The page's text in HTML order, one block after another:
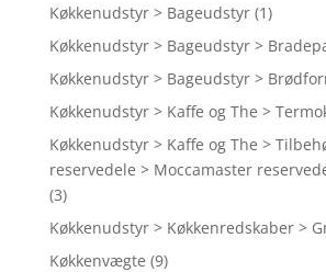
Køkkenudstyr > Bageudstyr (1)
Køkkenudstyr > Bageudstyr >
Køkkenudstyr > Bageudstyr >
Køkkenudstyr > Kaffe og The >
Køkkenudstyr > Kaffe og The >
reservedele > Moccamaster
(3)
Køkkenudstyr > Køkkenredskaber >
Køkkenvægte (9)